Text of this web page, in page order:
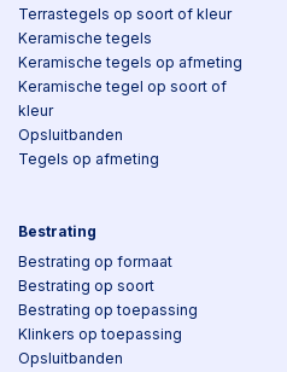
Terrastegels op soort of kleur
Keramische tegels
Keramische tegels op afmeting
Keramische tegel op soort of
kleur
Opsluitbanden
Tegels op afmeting
Bestrating
Bestrating op formaat
Bestrating op soort
Bestrating op toepassing
Klinkers op toepassing
Opsluitbanden